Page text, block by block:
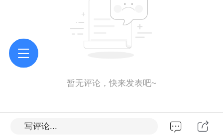
暂无评论，快来发表吧~
写评论...